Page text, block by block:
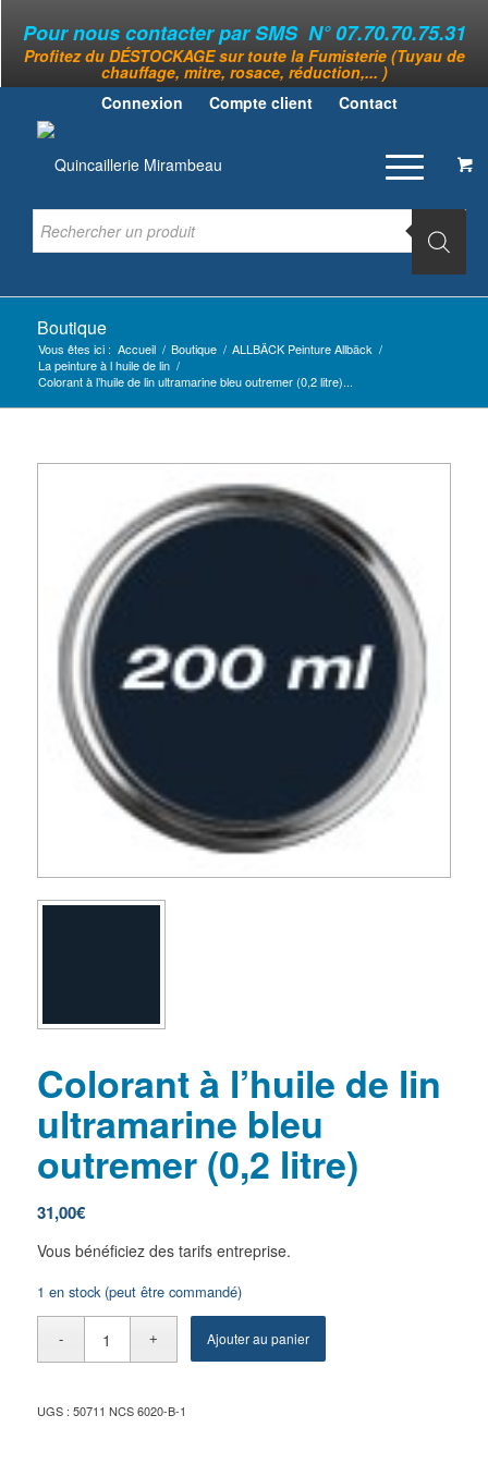
Pour nous contacter par SMS N° 07.70.70.75.31
Profitez du DÉSTOCKAGE sur toute la Fumisterie (Tuyau de
chauffage, mitre, rosace, réduction,... )
Connexion
Compte client Contact
Boutique
Vous êtes ici : Accueil / Boutique / ALLBÄCK Peinture Allbäck /
La peinture à l huile de lin /
Colorant à l’huile de lin ultramarine bleu outremer (0,2 litre)...
Colorant à l’huile de lin
ultramarine bleu
outremer (0,2 litre)
31,00€
Vous bénéficiez des tarifs entreprise.
1 en stock (peut être commandé)
Ajouter au panier
UGS : 50711 NCS 6020-B-1